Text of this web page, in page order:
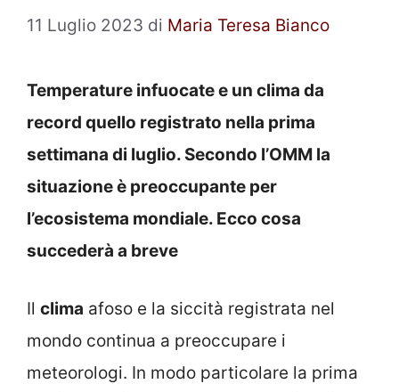
11 Luglio 2023 di Maria Teresa Bianco
Temperature infuocate e un clima da
record quello registrato nella prima
settimana di luglio. Secondo l’OMM la
situazione è preoccupante per
l’ecosistema mondiale. Ecco cosa
succederà a breve
Il clima afoso e la siccità registrata nel
mondo continua a preoccupare i
meteorologi. In modo particolare la prima